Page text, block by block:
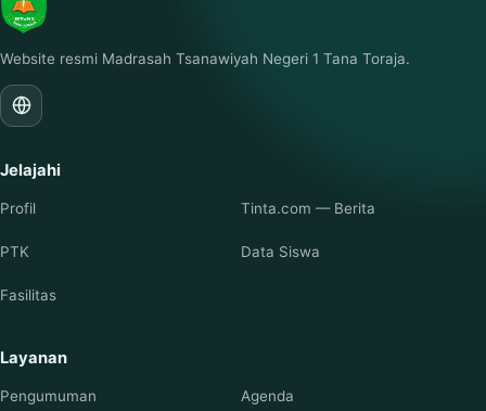
Website resmi Madrasah Tsanawiyah Negeri 1 Tana Toraja.
Jelajahi
Profil Tinta.com — Berita
PTK Data Siswa
Fasilitas
Layanan
Pengumuman Agenda